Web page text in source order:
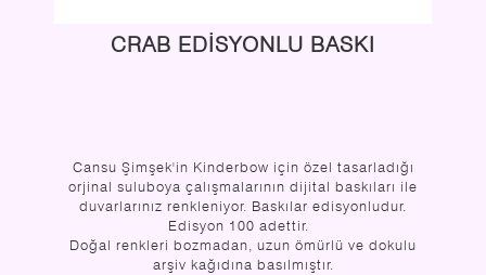
CRAB EDİSYONLU BASKI
Cansu Şimşek'in Kinderbow için özel tasarladığı
orjinal suluboya çalışmalarının dijital baskıları ile
duvarlarınız renkleniyor. Baskılar edisyonludur.
Edisyon 100 adettir.
Doğal renkleri bozmadan, uzun ömürlü ve dokulu
arşiv kağıdına basılmıştır.